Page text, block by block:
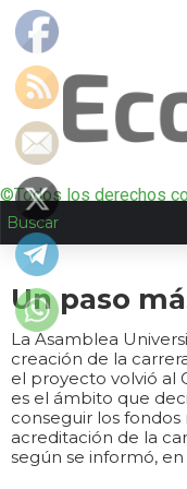
©Todos los derechos
Un paso
La Asamblea
creación de la
el proyecto volvió al
es el ámbito que
conseguir los fondos
acreditación de la
según se informó, en